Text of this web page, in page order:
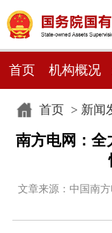
首页 机构概况
首页> 新闻
南方电网：全
文章来源：中国南